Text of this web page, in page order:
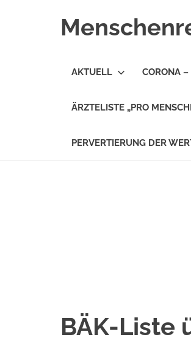
alle
Geborene
AKTUELL CORONA
ÄRZTELISTE „PRO
PERVERTIERUNG DER
BÄK-Liste